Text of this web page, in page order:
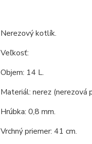
Nerezový kotlík.
Veľkosť:
Objem: 14 L.
Materiál: nerez (nerezová
Hrúbka: 0,8 mm.
Vrchný priemer: 41 cm.